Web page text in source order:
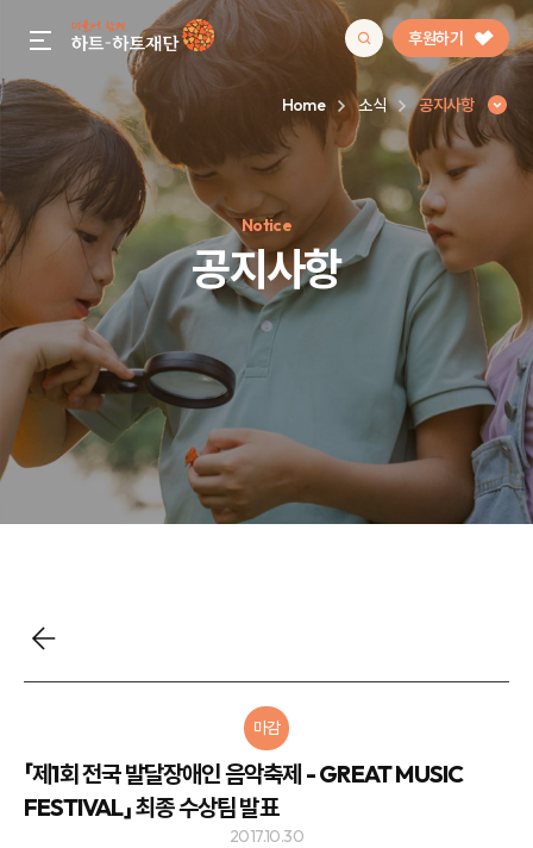
gnb menu open 후원하기
인기 키워드
#정기후원#하트플레이스#캠페인#팬덤후원
Home 소식 공지사항
Notice
공지사항
마감
「제1회 전국 발달장애인 음악축제 - GREAT MUSIC
FESTIVAL」 최종 수상팀 발표
2017.10.30